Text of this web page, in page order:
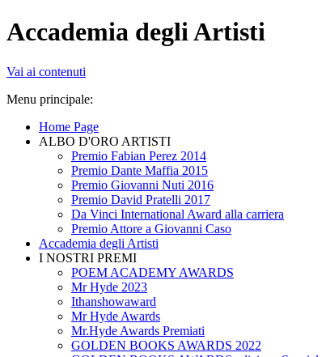
Accademia degli Artisti
Vai ai contenuti
Menu principale:
Home Page
ALBO D'ORO ARTISTI
Premio Fabian Perez 2014
Premio Dante Maffia 2015
Premio Giovanni Nuti 2016
Premio David Pratelli 2017
Da Vinci International Award alla carriera
Premio Attore a Giovanni Caso
Accademia degli Artisti
I NOSTRI PREMI
POEM ACADEMY AWARDS
Mr Hyde 2023
Ithanshowaward
Mr Hyde Awards
Mr.Hyde Awards Premiati
GOLDEN BOOKS AWARDS 2022